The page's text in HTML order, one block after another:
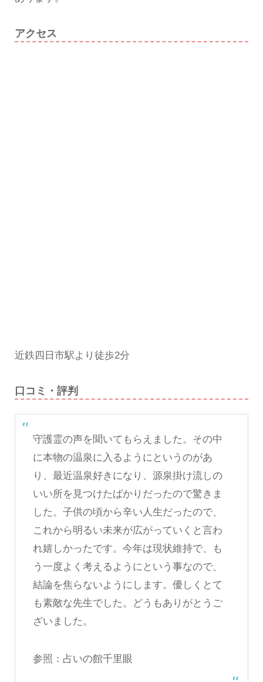
アクセス
近鉄四日市駅より徒歩2分
口コミ・評判
守護霊の声を聞いてもらえました。その中
に本物の温泉に入るようにというのがあ
り、最近温泉好きになり、源泉掛け流しの
いい所を見つけたばかりだったので驚きま
した。子供の頃から辛い人生だったので、
これから明るい未来が広がっていくと言わ
れ嬉しかったです。今年は現状維持で、も
う一度よく考えるようにという事なので、
結論を焦らないようにします。優しくとて
も素敵な先生でした。どうもありがとうご
ざいました。
参照： 占いの館千里眼